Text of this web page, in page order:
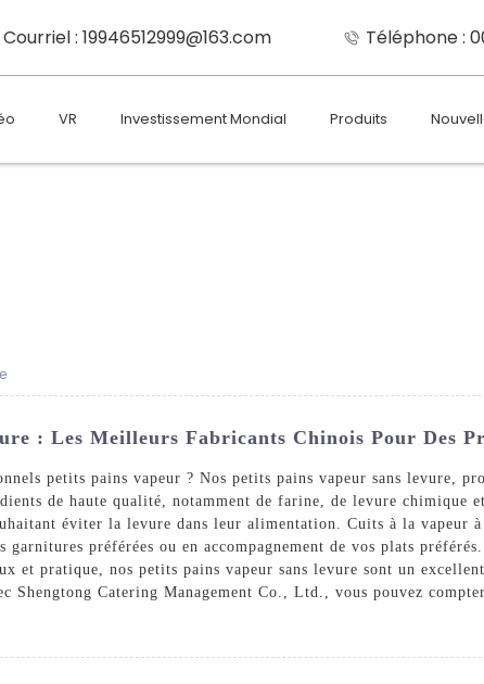
Courriel : 19946512999@163.com Téléphone :
VR Investissement Mondial Produits
: Les Meilleurs Fabricants Chinois Pour Des
petits pains vapeur ? Nos petits pains vapeur sans levure,
de haute qualité, notamment de farine, de levure chimique
éviter la levure dans leur alimentation. Cuits à la
préférées ou en accompagnement de vos plats
et pratique, nos petits pains vapeur sans levure sont un
Shengtong Catering Management Co., Ltd., vous pouvez